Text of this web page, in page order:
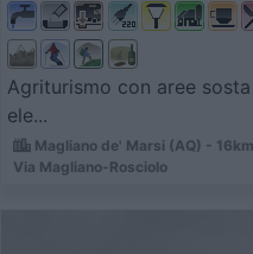
Agriturismo con aree
ele...
Magliano de' Marsi (AQ) - 16km
Via Magliano-Rosciolo